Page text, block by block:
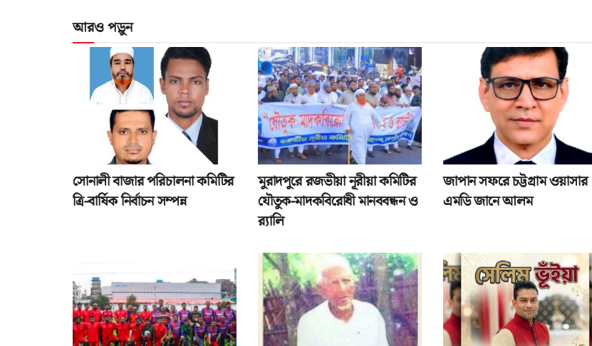
আরও পড়ুন
সোনালী বাজার পরিচালনা কমিটির
ত্রি-বার্ষিক নির্বাচন সম্পন্ন
মুরাদপুরে রজভীয়া নূরীয়া কমিটির
যৌতুক-মাদকবিরোধী মানববন্ধন ও
র‌্যালি
জাপান সফরে চট্টগ্রাম ওয়াসার
এমডি জানে আলম